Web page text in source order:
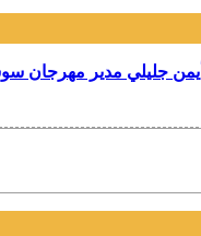
أيمن جليلي مدير مهرجان